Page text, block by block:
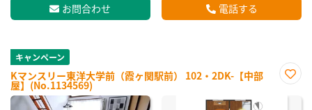
お問合わせ 電話する
キャンペーン
Kマンスリー東洋大学前（霞ヶ関駅前） 102・2DK-【中部
屋】(No.1134569)
に入